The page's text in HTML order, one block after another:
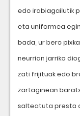
edo irabiagailutik
eta uniformea
bada, ur bero
neurrian jarriko
zati frijituak edo
zartaginean
salteatuta presta